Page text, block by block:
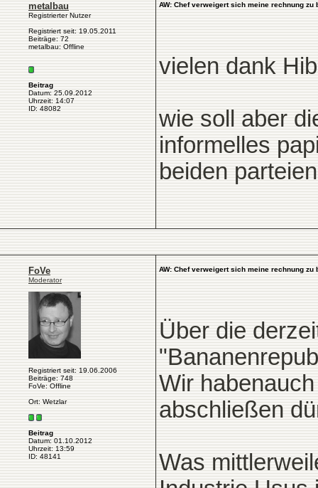
metalbau
Registrierter Nutzer
Registriert seit: 19.05.2011
Beiträge: 72
metalbau: Offline
Beitrag
Datum: 25.09.2012
Uhrzeit: 14:07
ID: 48082
AW: Chef verweigert sich meine rechnung zu
vielen dank
wie soll aber
informelles
beiden
FoVe
Moderator
Registriert seit: 19.06.2006
Beiträge: 748
FoVe: Offline
Ort: Wetzlar
Beitrag
Datum: 01.10.2012
Uhrzeit: 13:59
ID: 48141
AW: Chef verweigert sich meine rechnung zu
Über die
Wir
abschließen
Was